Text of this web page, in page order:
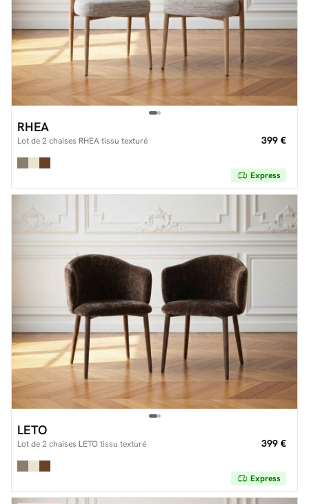
RHEA
Lot de 2 chaises RHEA tissu texturé 399 €
Express
LETO
Lot de 2 chaises LETO tissu texturé 399 €
Express